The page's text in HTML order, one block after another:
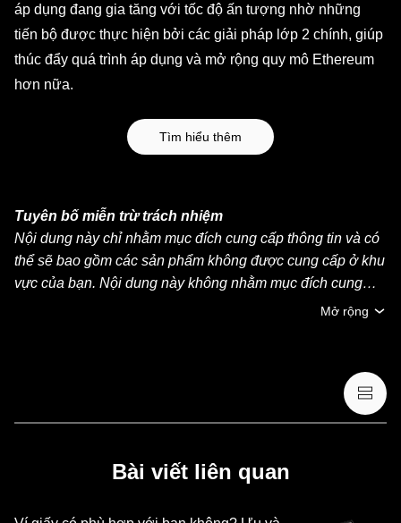
áp dụng đang gia tăng với tốc độ ấn tượng nhờ những
tiến bộ được thực hiện bởi các giải pháp lớp 2 chính, giúp
thúc đẩy quá trình áp dụng và mở rộng quy mô Ethereum
hơn nữa.
Tìm hiểu thêm
Tuyên bố miễn trừ trách nhiệm
Nội dung này chỉ nhằm mục đích cung cấp thông tin và có
thể sẽ bao gồm các sản phẩm không được cung cấp ở khu
vực của bạn. Nội dung này không nhằm mục đích cung
cấp (i) lời khuyên đầu tư hoặc khuyến nghị đầu tư, (ii) lời
pháp lý hoặc thuế. Việc nắm giữ crypto/tài sản kỹ thuật số,
bao gồm stablecoin và NFT, có mức độ rủi ro cao và có thể
biến động mạnh. Bạn nên cân nhắc cẩn thận xem việc
hợp với điều kiện tài chính của mình hay không. Vui lòng
tham khảo ý kiến chuyên gia pháp lý/thuế/đầu tư nếu có
Mở rộng
Bài viết liên quan